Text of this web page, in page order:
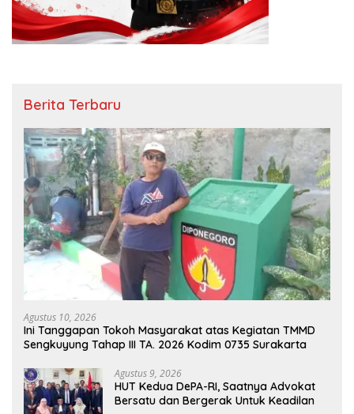
Berita Terbaru
Agustus 10, 2026
Ini Tanggapan Tokoh Masyarakat atas Kegiatan TMMD
Sengkuyung Tahap III TA. 2026 Kodim 0735 Surakarta
Agustus 9, 2026
HUT Kedua DePA-RI, Saatnya Advokat
Bersatu dan Bergerak Untuk Keadilan